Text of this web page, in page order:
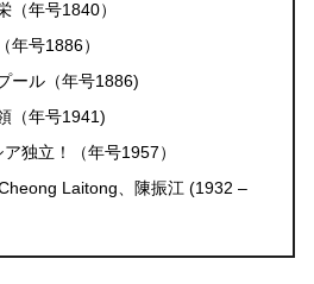
（年号1840）
年号1886）
ール（年号1886)
（年号1941)
独立！（年号1957）
Laitong、陳振江 (1932 –